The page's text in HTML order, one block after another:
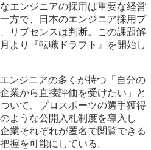
エンジニアの採用は重要な経営
方で、日本のエンジニア採用プ
リブセンスは判断。この課題解
より『転職ドラフト』を開始し
ンジニアの多くが持つ「自分の
業から直接評価を受けたい」と
いて、プロスポーツの選手獲得
ような公開入札制度を導入し
業それぞれが匿名で閲覧できる
握を可能にしている。